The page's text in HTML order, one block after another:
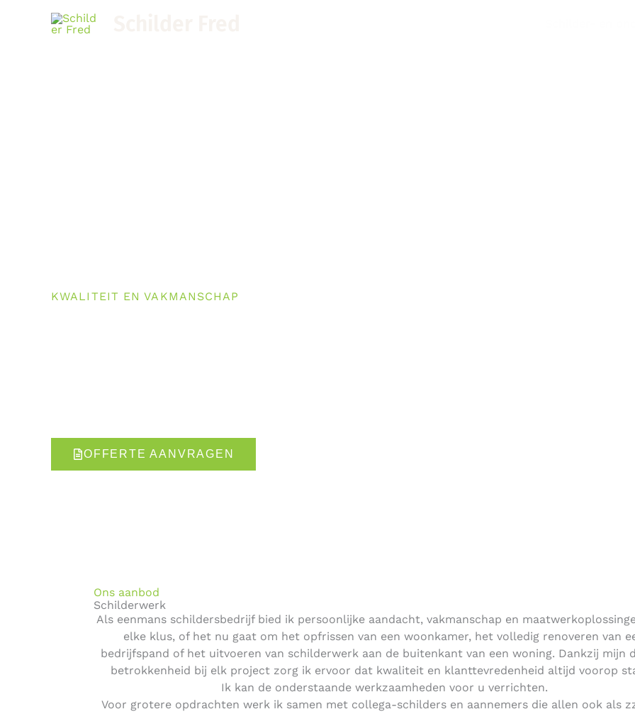
KWALITEIT EN VAKMANSCHAP
OFFERTE AANVRAGEN
Ons aanbod
Schilderwerk
Als eenmans schildersbedrijf bied ik persoonlijke aandacht, vakmanschap en
elke klus, of het nu gaat om het opfrissen van een woonkamer, het volledig renoveren van
bedrijfspand of het uitvoeren van schilderwerk aan de buitenkant van een woning. Dankzij mijn
betrokkenheid bij elk project zorg ik ervoor dat kwaliteit en klanttevredenheid altijd voorop
Ik kan de onderstaande werkzaamheden voor u verrichten.
Voor grotere opdrachten werk ik samen met collega-schilders en aannemers die allen ook als